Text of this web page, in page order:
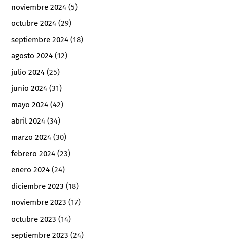
noviembre 2024 (5)
octubre 2024 (29)
septiembre 2024 (18)
agosto 2024 (12)
julio 2024 (25)
junio 2024 (31)
mayo 2024 (42)
abril 2024 (34)
marzo 2024 (30)
febrero 2024 (23)
enero 2024 (24)
diciembre 2023 (18)
noviembre 2023 (17)
octubre 2023 (14)
septiembre 2023 (24)